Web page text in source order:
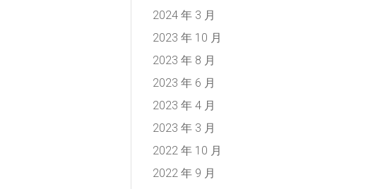
2024 年 3 月
2023 年 10 月
2023 年 8 月
2023 年 6 月
2023 年 4 月
2023 年 3 月
2022 年 10 月
2022 年 9 月